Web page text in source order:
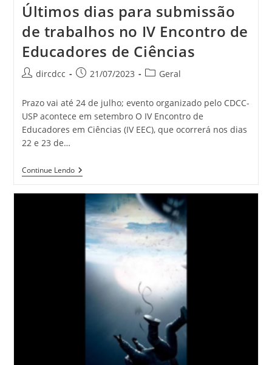
Últimos dias para submissão
de trabalhos no IV Encontro de
Educadores de Ciências
dircdcc 21/07/2023 Geral
Prazo vai até 24 de julho; evento organizado pelo CDCC-
USP acontece em setembro O IV Encontro de
Educadores em Ciências (IV EEC), que ocorrerá nos dias
22 e 23 de…
Continue Lendo